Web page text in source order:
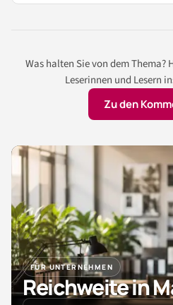
Was halten Sie von dem Thema?
Leserinnen und Lesern
Zu den
FÜR UNTERNEHMEN
Reichweite in